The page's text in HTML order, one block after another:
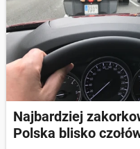
Najbardziej
Polska blisko